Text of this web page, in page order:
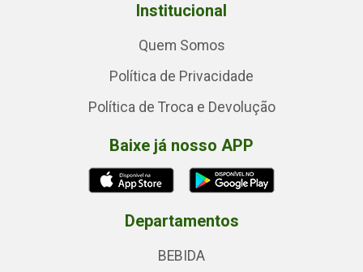
Institucional
Quem Somos
Política de Privacidade
Política de Troca e Devolução
Baixe já nosso APP
Departamentos
BEBIDA